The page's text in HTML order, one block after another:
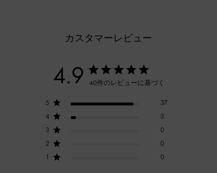
カスタマーレビュー
4.9 40件のレビューに基づく
5
37
4
3
3
0
2
0
1
0